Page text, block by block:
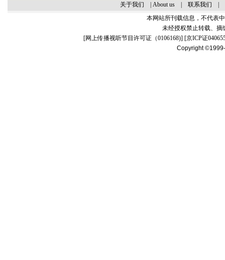
关于我们 About us| 联系我们
本网站所刊载信息，不代表
未经授权禁止转载、摘
[网上传播视听节目许可证（0106168)] [京ICP证
Copyright